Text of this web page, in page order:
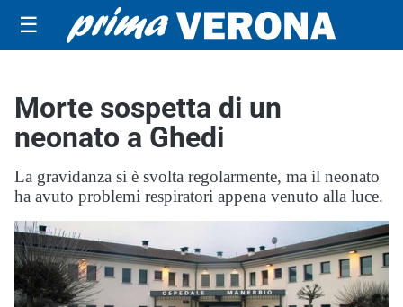
☰
Morte sospetta di un
neonato a Ghedi
La gravidanza si è svolta regolarmente, ma il neonato
ha avuto problemi respiratori appena venuto alla luce.